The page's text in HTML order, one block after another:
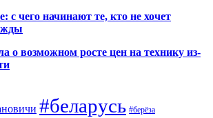
с чего начинают те, кто не хочет
о возможном росте цен на технику из-
#беларусь #берёза